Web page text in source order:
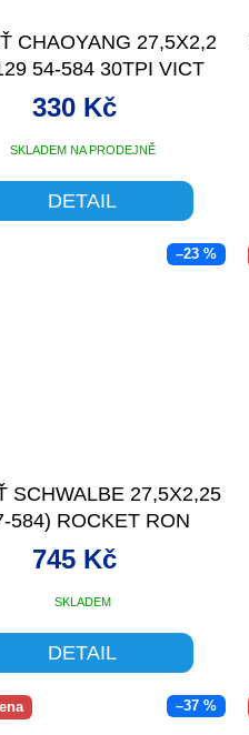
CHAOYANG 27,5X2,2
54-584 30TPI VICT
SKLADEM NA PRODEJNĚ
330 Kč
DETAIL
–23 %
SCHWALBE 27,5X2,25
584) ROCKET RON
PERFO
SKLADEM
745 Kč
DETAIL
–37 %